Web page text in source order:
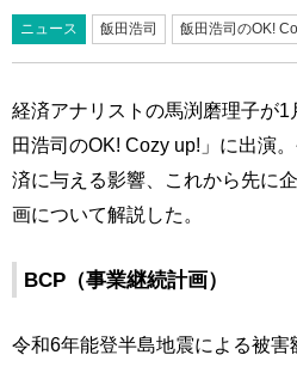
ニュース 飯田浩司 飯田浩司のOK!
経済アナリストの馬渕磨理子が
田浩司のOK! Cozy up!」に出演
済に与える影響、これから先に
画について解説した。
BCP（事業継続計画）
令和6年能登半島地震による被